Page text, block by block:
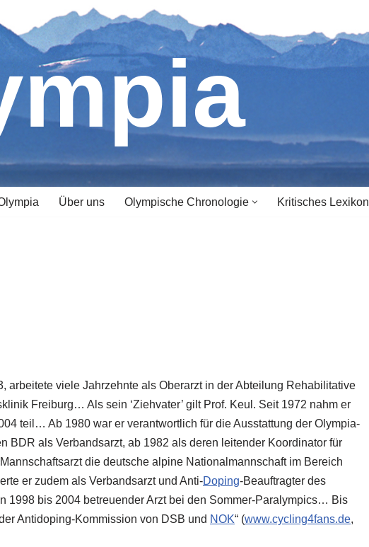
Über uns Olympische Chronologie Kritisches Lexikon
arbeitete viele Jahrzehnte als Oberarzt in der Abteilung Rehabilitative
Freiburg… Als sein ‘Ziehvater’ gilt Prof. Keul. Seit 1972 nahm er
teil… Ab 1980 war er verantwortlich für die Ausstattung der Olympia-
BDR als Verbandsarzt, ab 1982 als deren leitender Koordinator für
die deutsche alpine Nationalmannschaft im Bereich
er zudem als Verbandsarzt und Anti-Doping-Beauftragter des
1998 bis 2004 betreuender Arzt bei den Sommer-Paralympics… Bis
Antidoping-Kommission von DSB und NOK“ (www.cycling4fans.de,